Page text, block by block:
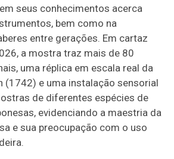
seus conhecimentos acerca
bem como na
entre gerações. Em cartaz
a mostra traz mais de 80
uma réplica em escala real da
(1742) e uma instalação sensorial
de diferentes espécies de
evidenciando a maestria da
e sua preocupação com o uso